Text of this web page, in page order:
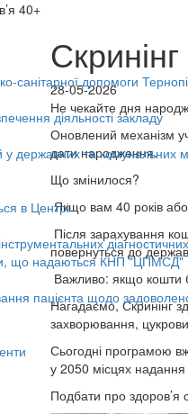
допомоги
діяльності закладу
у державних та комунальних
в Центрі
що надаються КНП "ЦПМСД"
пацієнта щодо
40+
28-05-2026
Не чекайте дня
Оновлений механізм
дати народження.
Що змінилося?
Якщо вам 40 років
Після зарахування
повернуться до
Важливо: якщо кошти
Нагадаємо, Скринінг
захворювання,
Сьогодні програмою
у 2050 місцях надання
Подбати про здоров’я